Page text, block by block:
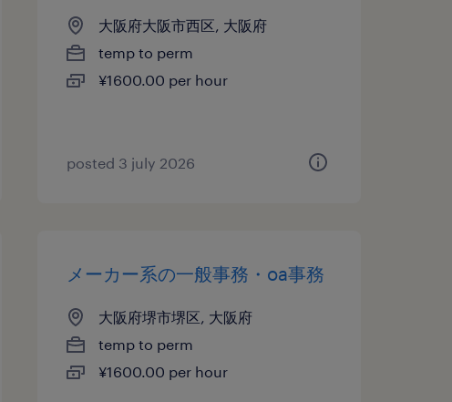
大阪府大阪市西区, 大阪府
temp to perm
¥1600.00 per hour
posted 3 july 2026
メーカー系の一般事務・oa事務
大阪府堺市堺区, 大阪府
temp to perm
¥1600.00 per hour